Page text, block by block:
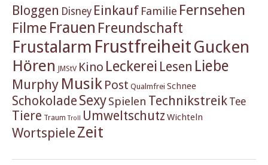
Bloggen Disney Einkauf Familie Fernsehen
Filme Frauen Freundschaft
Frustalarm FrustfreiheitGucken
Hören JMStV Kino Leckerei Lesen Liebe
Murphy Musik Post Qualmfrei Schnee
Schokolade SexySpielen Technikstreik Tee
Tiere Traum Troll Umweltschutz Wichteln
Wortspiele Zeit